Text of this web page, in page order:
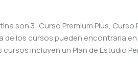
son 3: Curso Premium Plus, Curso
de los cursos pueden encontrarla en
incluyen un Plan de Estudio